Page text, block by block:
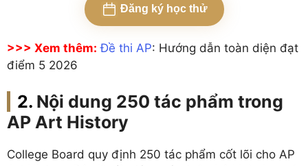
Đăng ký học thử
>>> Xem thêm: Đề thi AP: Hướng dẫn toàn diện đạt
điểm 5 2026
Nội dung 250 tác phẩm trong
AP Art History
College Board quy định 250 tác phẩm cốt lõi cho AP